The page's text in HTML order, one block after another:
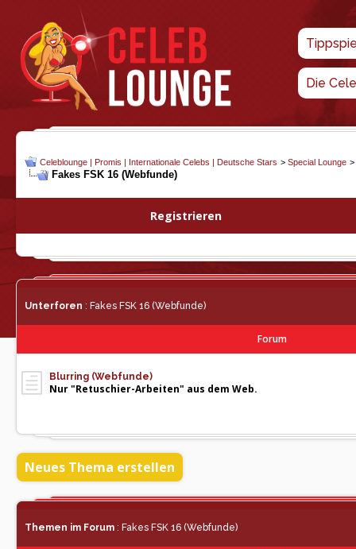
Die
Celeblounge | Promis | Internationale Celebs | Deutsche Stars > Special Lounge >
Fakes FSK 16 (Webfunde)
Registrieren
Unterforen : Fakes FSK 16 (Webfunde)
Forum
Blurring (Webfunde)
Nur "Retuschier-Arbeiten" aus dem Web.
Neues Thema erstellen
Themen im Forum : Fakes FSK 16 (Webfunde)